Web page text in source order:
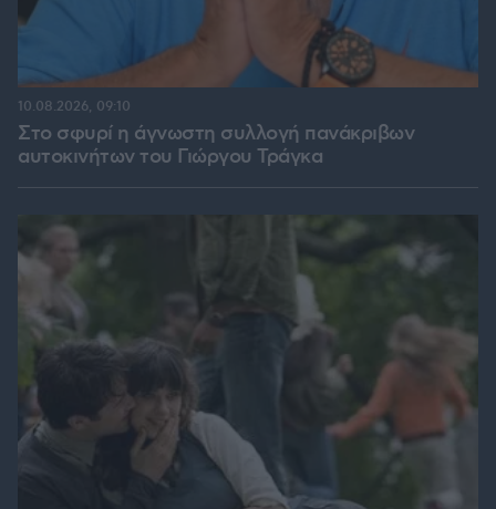
Στο σφυρί η άγνωστη συλλογή πανάκριβων
αυτοκινήτων του Γιώργου Τράγκα
10.08.2026, 09:10